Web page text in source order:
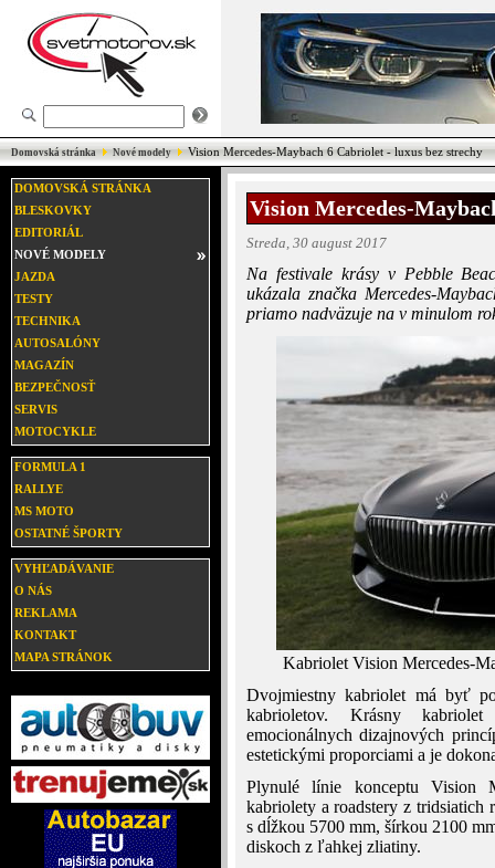
Domovská stránka Nové modely Vision Mercedes-Maybach 6 Cabriolet - luxus bez strechy
DOMOVSKÁ STRÁNKA
BLESKOVKY
EDITORIÁL
NOVÉ MODELY
JAZDA
TESTY
TECHNIKA
AUTOSALÓNY
MAGAZÍN
BEZPEČNOSŤ
SERVIS
MOTOCYKLE
FORMULA 1
RALLYE
MS MOTO
OSTATNÉ ŠPORTY
VYHĽADÁVANIE
O NÁS
REKLAMA
KONTAKT
MAPA STRÁNOK
Vision Mercedes-
Streda, 30 august 2017
Na festivale krásy v Pebble
ukázala značka Mercedes-
priamo nadväzuje na v minulom
Kabriolet Vision Mercedes-
Dvojmiestny kabriolet má byť
kabrioletov. Krásny
emocionálnych dizajnových
estetickými proporciami a je
Plynulé línie konceptu Vision
kabriolety a roadstery z tridsiatich
s dĺžkou 5700 mm, šírkou 2100
diskoch z ľahkej zliatiny.